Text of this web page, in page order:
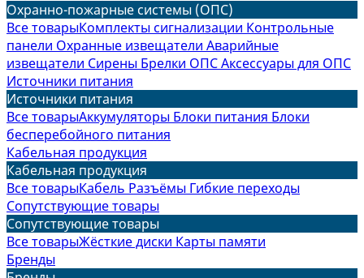
Охранно-пожарные системы (ОПС)
Все товарыКомплекты сигнализации Контрольные
панели Охранные извещатели Аварийные
извещатели Сирены Брелки ОПСАксессуары для ОПС
Источники питания
Источники питания
Все товарыАккумуляторы Блоки питания Блоки
бесперебойного питания
Кабельная продукция
Кабельная продукция
Все товарыКабель Разъёмы Гибкие переходы
Сопутствующие товары
Сопутствующие товары
Все товарыЖёсткие диски Карты памяти
Бренды